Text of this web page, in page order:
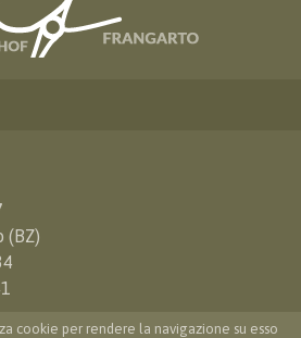
(BZ)
cookie per rendere la navigazione su esso